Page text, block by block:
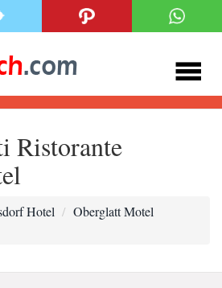
Ristorante
Hotel
Oberglatt Motel